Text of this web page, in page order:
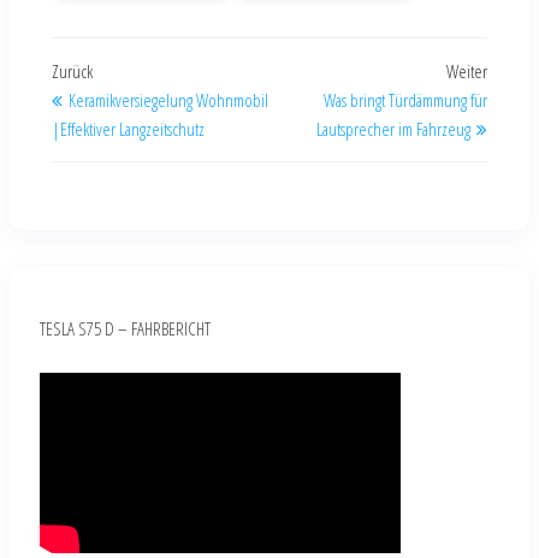
Zurück
Keramikversiegelung Wohnmobil
|Effektiver Langzeitschutz
Weiter
Was bringt Türdämmung für
Lautsprecher im Fahrzeug
TESLA S75 D – FAHRBERICHT